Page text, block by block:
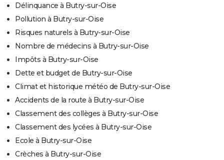
Délinquance à Butry-sur-Oise
Pollution à Butry-sur-Oise
Risques naturels à Butry-sur-Oise
Nombre de médecins à Butry-sur-Oise
Impôts à Butry-sur-Oise
Dette et budget de Butry-sur-Oise
Climat et historique météo de Butry-sur-Oise
Accidents de la route à Butry-sur-Oise
Classement des collèges à Butry-sur-Oise
Classement des lycées à Butry-sur-Oise
Ecole à Butry-sur-Oise
Crèches à Butry-sur-Oise